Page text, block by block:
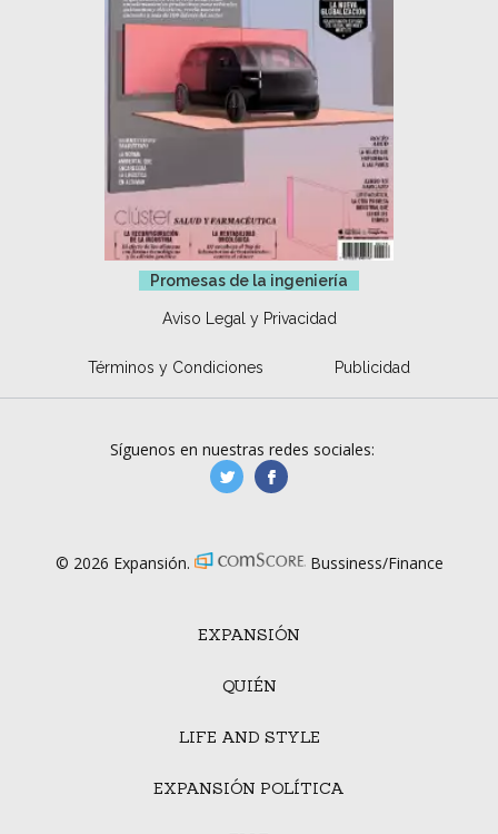
Promesas de la ingeniería
Aviso Legal y Privacidad
Términos y Condiciones Publicidad
EXPANSIÓN
QUIÉN
LIFE AND STYLE
EXPANSIÓN POLÍTICA
Síguenos en nuestras redes sociales:
manufacturaGE
© 2026 Expansión. Bussiness/Finance